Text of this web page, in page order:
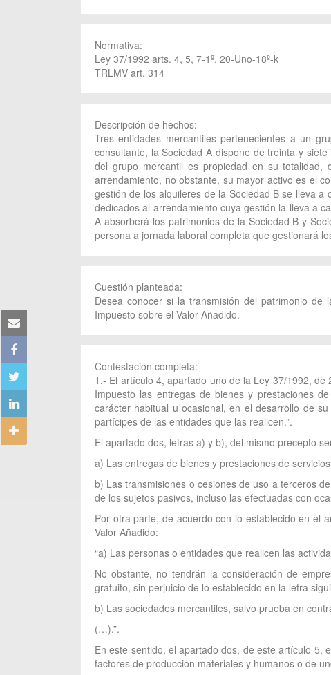
Normativa:
Ley 37/1992 arts. 4, 5, 7-1º, 20-Uno-18º-k
TRLMV art. 314
Descripción de hechos:
Tres entidades mercantiles pertenecientes a un
consultante, la Sociedad A dispone de treinta y
del grupo mercantil es propiedad en su
arrendamiento, no obstante, su mayor activo es el
gestión de los alquileres de la Sociedad B se lleva
dedicados al arrendamiento cuya gestión la lleva a
A absorberá los patrimonios de la Sociedad B y
persona a jornada laboral completa que gestionará
Cuestión planteada:
Desea conocer si la transmisión del patrimonio
Impuesto sobre el Valor Añadido.
Contestación completa:
1.- El artículo 4, apartado uno de la Ley 37/1992,
Impuesto las entregas de bienes y prestaciones
carácter habitual u ocasional, en el desarrollo de
partícipes de las entidades que las realicen.”.
El apartado dos, letras a) y b), del mismo precepto
a) Las entregas de bienes y prestaciones de
b) Las transmisiones o cesiones de uso a terceros
de los sujetos pasivos, incluso las efectuadas con
Por otra parte, de acuerdo con lo establecido en el
Valor Añadido:
“a) Las personas o entidades que realicen las
No obstante, no tendrán la consideración de
gratuito, sin perjuicio de lo establecido en la letra
b) Las sociedades mercantiles, salvo prueba en
(…).”.
En este sentido, el apartado dos, de este artículo 5,
factores de producción materiales y humanos o de